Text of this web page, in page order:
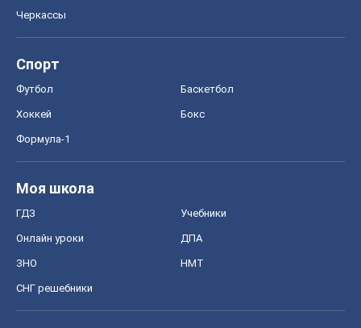
Черкассы
Спорт
Футбол Баскетбол
Хоккей Бокс
Формула-1
Моя школа
ГДЗ Учебники
Онлайн уроки ДПА
ЗНО НМТ
СНГ решебники